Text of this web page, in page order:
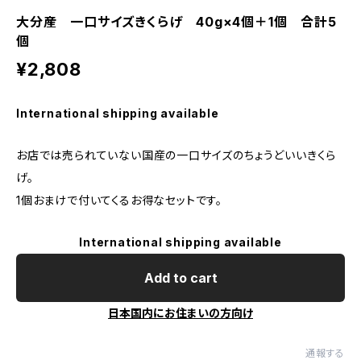
大分産 一口サイズきくらげ 40g×4個＋1個 合計5
個
¥2,808
International shipping available
お店では売られていない国産の一口サイズのちょうどいいきくら
げ。
1個おまけで付いてくるお得なセットです。
International shipping available
Add to cart
日本国内にお住まいの方向け
通報する